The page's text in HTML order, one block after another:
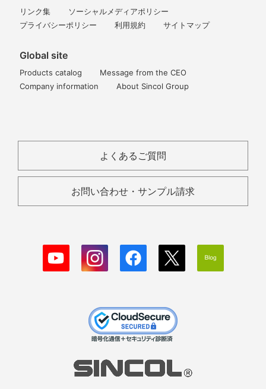
リンク集
ソーシャルメディアポリシー
プライバシーポリシー
利用規約 サイトマップ
Global site
Products catalog
Message from the CEO
Company information
About Sincol Group
よくあるご質問
お問い合わせ・サンプル請求